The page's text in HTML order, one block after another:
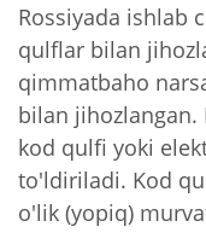
Rossiyada ishlab
qulflar bilan
qimmatbaho
bilan
kod qulfi yoki
to'ldiriladi. Kod
o'lik (yopiq)